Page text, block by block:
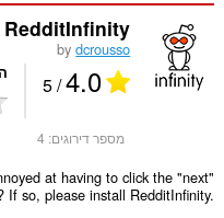
RedditInfinity
bydcrousso
4.0
/ 5
מספר דירוגים: 4
at having to click the "next"
If so, please install RedditInfinity.